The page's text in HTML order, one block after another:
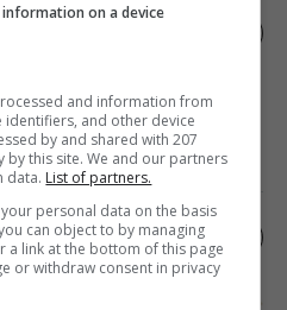
/ aide plancher
ménager-temps
on a device
and information from
identifiers, and other device
by and shared with 207
by this site. We and our partners
data. List of partners.
personal data on the basis
can object to by managing
link at the bottom of this page
or withdraw consent in privacy